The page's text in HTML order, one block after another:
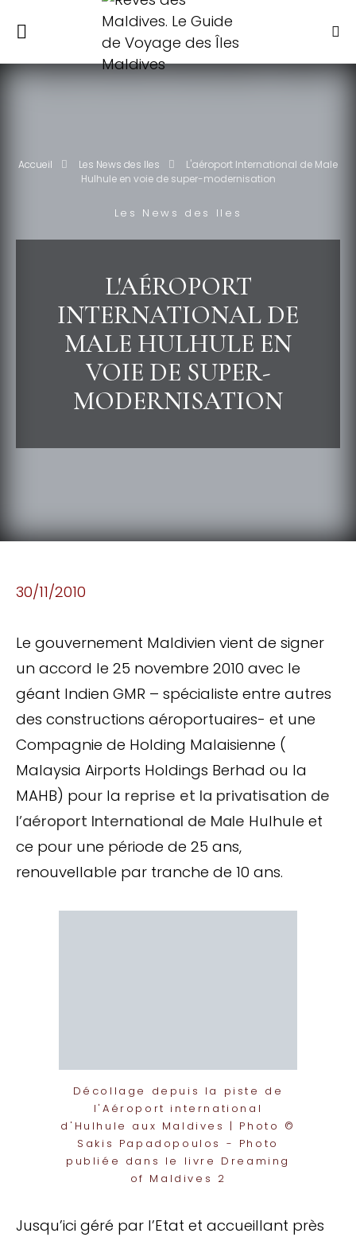
Accueil Les News des Iles
L'aéroport International de Male
Hulhule en voie de super-modernisation
Les News des Iles
L'AÉROPORT
INTERNATIONAL DE
MALE HULHULE EN
VOIE DE SUPER-
MODERNISATION
30/11/2010
Le gouvernement Maldivien vient de signer
un accord le 25 novembre 2010 avec le
géant Indien GMR – spécialiste entre autres
des constructions aéroportuaires- et une
Compagnie de Holding Malaisienne (
Malaysia Airports Holdings Berhad ou la
MAHB) pour la reprise et la privatisation de
l’aéroport International de Male Hulhule et
ce pour une période de 25 ans,
renouvellable par tranche de 10 ans.
Décollage depuis la piste de
l'Aéroport international
d'Hulhule aux Maldives | Photo ©
Sakis Papadopoulos - Photo
publiée dans le livre Dreaming
of Maldives 2
Jusqu’ici géré par l’Etat et accueillant près